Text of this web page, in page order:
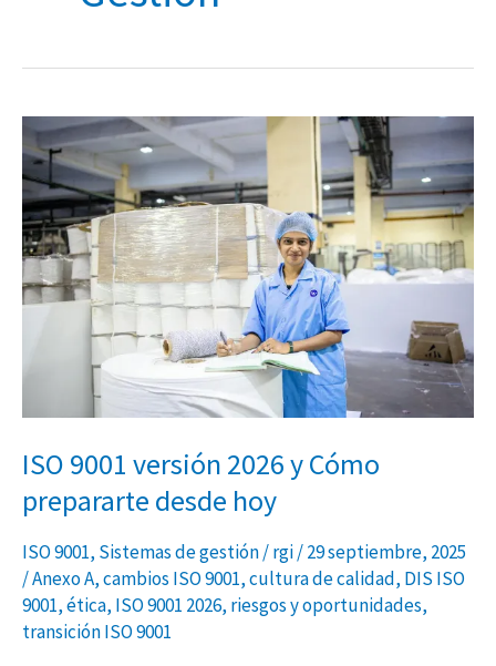
ISO 9001 versión 2026 y Cómo
prepararte desde hoy
ISO 9001, Sistemas de gestión/rgi/29 septiembre, 2025
/Anexo A,cambios ISO 9001,cultura de calidad, DIS ISO
9001,ética, ISO 9001 2026, riesgos y oportunidades,
transición ISO 9001
ISO
9001
versión
2026
y
Cómo
prepararte